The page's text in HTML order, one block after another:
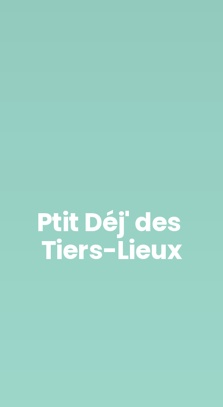
Ptit Déj' des
Tiers-Lieux